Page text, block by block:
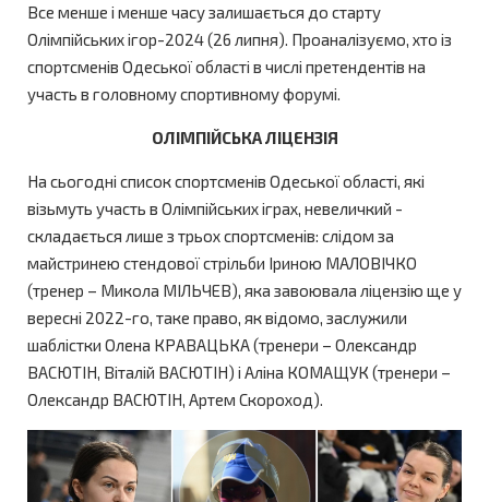
Все менше і менше часу залишається до старту
Олімпійських ігор-2024 (26 липня). Проаналізуємо, хто із
спортсменів Одеської області в числі претендентів на
участь в головному спортивному форумі.
ОЛІМПІЙСЬКА ЛІЦЕНЗІЯ
На сьогодні список спортсменів Одеської області, які
візьмуть участь в Олімпійських іграх, невеличкий -
складається лише з трьох спортсменів: слідом за
майстринею стендової стрільби Іриною МАЛОВІЧКО
(тренер – Микола МІЛЬЧЕВ), яка завоювала ліцензію ще у
вересні 2022-го, таке право, як відомо, заслужили
шаблістки Олена КРАВАЦЬКА (тренери – Олександр
ВАСЮТІН, Віталій ВАСЮТІН) і Аліна КОМАЩУК (тренери –
Олександр ВАСЮТІН, Артем Скороход).